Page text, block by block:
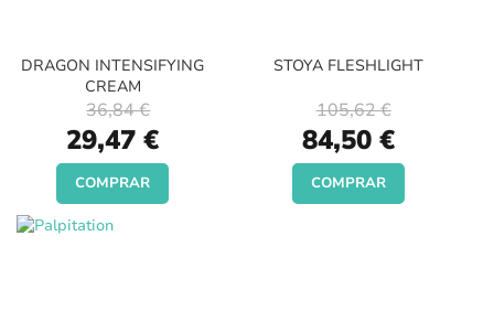
DRAGON INTENSIFYING
CREAM
Special
Price
29,47 €
36,84 €
COMPRAR
STOYA FLESHLIGHT
Special
Price
84,50 €
105,62 €
COMPRAR